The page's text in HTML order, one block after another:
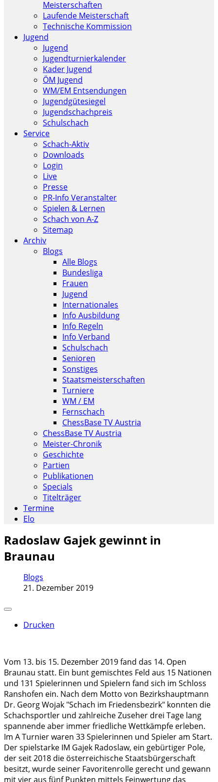
Meisterschaften
Laufende Meisterschaft
Technische Kommission
Jugend
Jugend
Jugendturnierkalender
Kader Jugend
ÖM Jugend
WM/EM Entsendungen
Jugendgütesiegel
Jugendschachpreis
Schulschach
Service
Schach-Aktiv
Downloads
Login
Live
Presse
PR-Info Veranstalter
Spielen & Lernen
Schach von A-Z
Sitemap
Archiv
Blogs
Alle Blogs
Bundesliga
Frauen
Jugend
Internationales
Info Ausbildung
Info Regeln
Info Verband
Schulschach
Senioren
Sonstiges
Staatsmeisterschaften
Turniere
WM / EM
Fernschach
ChessBase TV Austria
ChessBase TV Austria
Meister-Chronik
Geschichte
Partien
Publikationen
Specials
Titelträger
Termine
Elo
Radoslaw Gajek gewinnt in
Braunau
Blogs
21. Dezember 2019
Drucken
Vom 13. bis 15. Dezember 2019 fand das 14. Open
Braunau statt. Ein bunt gemischtes Feld aus 15 Nationen
und 131 Spielerinnen und Spielern fand sich im Schloss
Ranshofen ein. Nach dem Motto von Bezirkshauptmann
Dr. Georg Wojak "Schach im Friedensbezirk" konnten die
Schachsportler und zahlreiche Zuseher drei Tage lang
spannende aber immer friedliche Wettkämpfe erleben.
Im A Turnier waren 33 Spielerinnen und Spieler am Start.
Der spielstarke IM Gajek Radoslaw, ein gebürtiger Pole,
der seit 2018 die österreichische Staatsbürgerschaft
besitzt, wurde seiner Favoritenrolle gerecht und gewann
mit vier aus fünf Punkten mittels Feinwertung das